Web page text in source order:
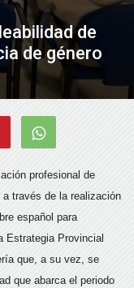
de
de género
profesional de
través de la realización
español para
Estrategia Provincial
que, a su vez, se
que abarca el periodo